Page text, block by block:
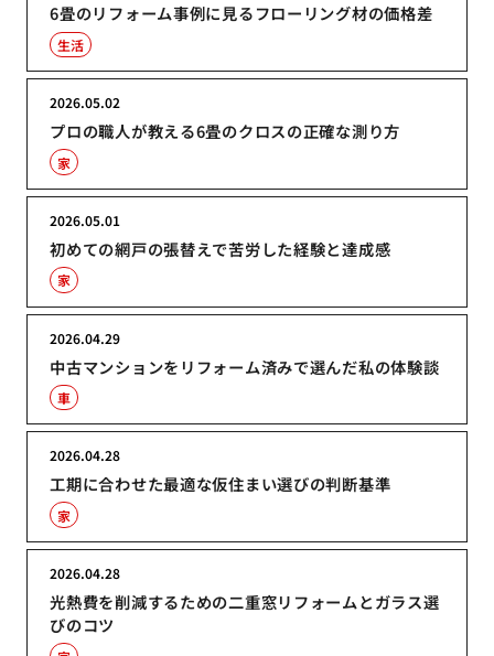
6畳のリフォーム事例に見るフローリング材の価格差
生活
プロの職人が教える6畳のクロスの正確な測り方
2026.05.02
家
初めての網戸の張替えで苦労した経験と達成感
2026.05.01
家
中古マンションをリフォーム済みで選んだ私の体験談
2026.04.29
車
工期に合わせた最適な仮住まい選びの判断基準
2026.04.28
家
光熱費を削減するための二重窓リフォームとガラス選
びのコツ
2026.04.28